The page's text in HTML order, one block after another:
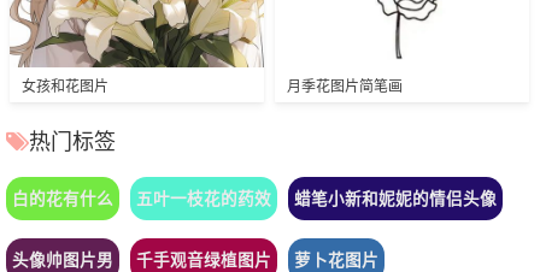
女孩和花图片 月季花图片简笔画
热门标签
白的花有什么 五叶一枝花的药效 蜡笔小新和妮妮的情侣头像
头像帅图片男 千手观音绿植图片 萝卜花图片